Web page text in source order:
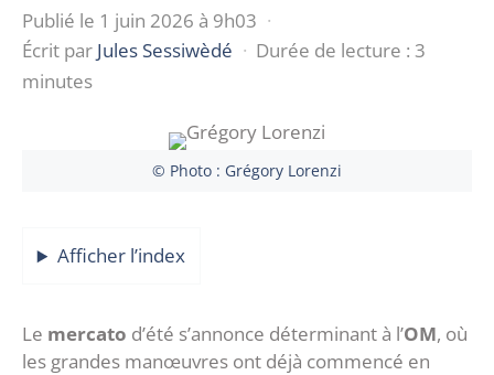
Publié le 1 juin 2026 à 9h03 ·
Écrit par Jules Sessiwèdé · Durée de lecture : 3
minutes
© Photo : Grégory Lorenzi
Afficher l’index
Le mercato d’été s’annonce déterminant à l’OM, où
les grandes manœuvres ont déjà commencé en